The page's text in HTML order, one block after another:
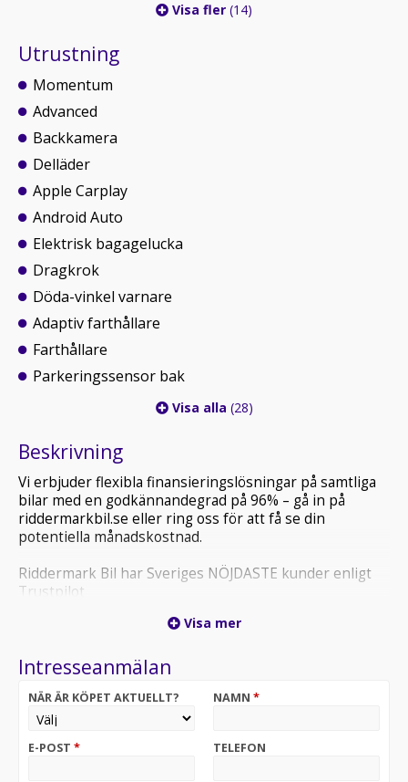
Visa fler (14)
Utrustning
Momentum
Advanced
Backkamera
Delläder
Apple Carplay
Android Auto
Elektrisk bagagelucka
Dragkrok
Döda-vinkel varnare
Adaptiv farthållare
Farthållare
Parkeringssensor bak
Visa alla (28)
Beskrivning
Vi erbjuder flexibla finansieringslösningar på samtliga
bilar med en godkännandegrad på 96% – gå in på
riddermarkbil.se eller ring oss för att få se din
potentiella månadskostnad.
Riddermark Bil har Sveriges NÖJDASTE kunder enligt
Trustpilot
hemleverans i hela Sverige!*
Volvo V90 T8 Twin Engine AWD Momentum är en
prestanda, skandinavisk design och hög komfort. Med
en systemeffekt på 392 hk och fyrhjulsdrift får du en
samverkar för både effektivitet och körglädje.
Visa mer
Intresseanmälan
NÄR ÄR KÖPET AKTUELLT? NAMN *
E-POST * TELEFON